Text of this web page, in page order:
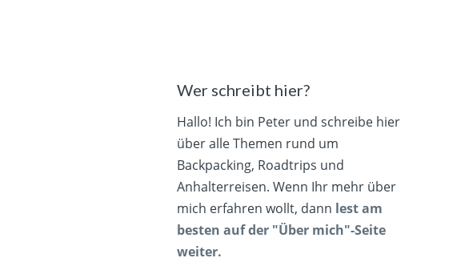
Wer schreibt hier?
Hallo! Ich bin Peter und schreibe hier
über alle Themen rund um
Backpacking, Roadtrips und
Anhalterreisen. Wenn Ihr mehr über
mich erfahren wollt, dann lest am
besten auf der "Über mich"-Seite
weiter.